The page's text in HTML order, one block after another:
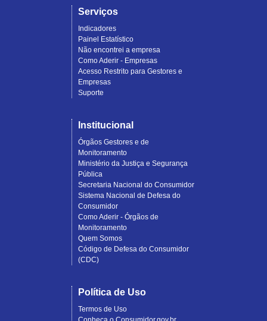
Serviços
Indicadores
Painel Estatístico
Não encontrei a empresa
Como Aderir - Empresas
Acesso Restrito para Gestores e
Empresas
Suporte
Institucional
Órgãos Gestores e de
Monitoramento
Ministério da Justiça e Segurança
Pública
Secretaria Nacional do Consumidor
Sistema Nacional de Defesa do
Consumidor
Como Aderir - Órgãos de
Monitoramento
Quem Somos
Código de Defesa do Consumidor
(CDC)
Política de Uso
Termos de Uso